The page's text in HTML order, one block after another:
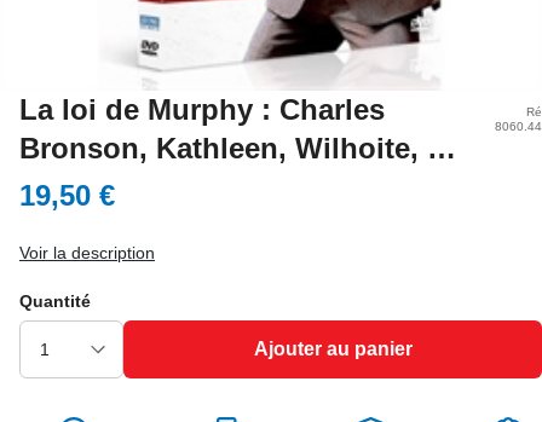
La loi de Murphy : Charles
Bronson, Kathleen, Wilhoite, …
19,50 €
Voir la description
Quantité
Ajouter au panier